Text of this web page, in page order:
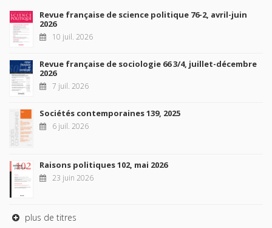
Revue française de science politique 76-2, avril-juin
2026
10 juil. 2026
Revue française de sociologie 66 3/4, juillet-décembre
2026
7 juil. 2026
Sociétés contemporaines 139, 2025
6 juil. 2026
Raisons politiques 102, mai 2026
23 juin 2026
plus de titres